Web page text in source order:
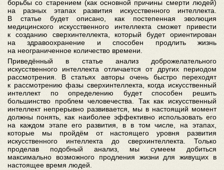
борьбы со старением (как основной причины смерти людей)
на разных этапах развития искусственного интеллекта.
В статье будет описано, как постепенная эволюция
медицинского искусственного интеллекта сможет привести
к созданию сверхинтеллекта, который будет ориентирован
на здравоохранение и способен продлить жизнь
на неограниченное количество времени.
Приведённый в статье анализ доброжелательного
искусственного интеллекта отличается от других периодом
рассмотрения. В статьях авторы очень быстро переходят
к рассмотрению фазы сверхинтеллекта, когда искусственный
интеллект по определению будет способен решить
большинство проблем человечества. Так как искусственный
интеллект непрерывно развивается, мы в настоящий момент
должны понять, как наиболее эффективно использовать его
на каждом этапе его развития, в в том числе, на этапах,
которые мы пройдём от настоящего уровня развития
искусственного интеллекта до сверхинтеллекта. Только
проделав подобный анализ, мы сумеем добиться
максимально возможного продления жизни для живущих в
настоящее время людей.